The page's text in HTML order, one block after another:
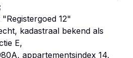
12"
kadastraal bekend als
E,
appartementsindex 14,